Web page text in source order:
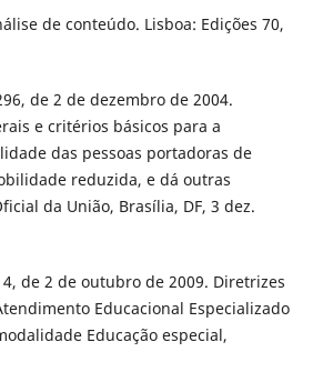
de conteúdo. Lisboa: Edições 70,
de 2 de dezembro de 2004.
e critérios básicos para a
das pessoas portadoras de
reduzida, e dá outras
da União, Brasília, DF, 3 dez.
4, de 2 de outubro de 2009. Diretrizes
Educacional Especializado
Educação especial,